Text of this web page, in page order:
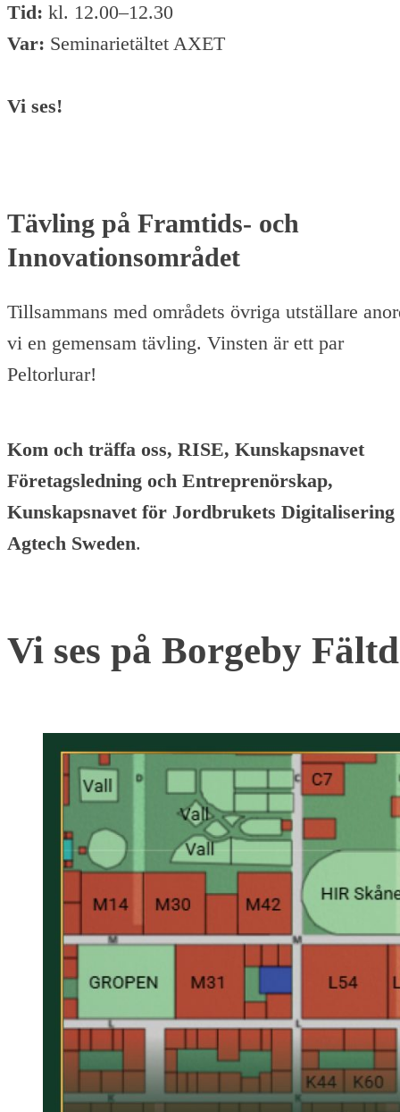
Tid: kl. 12.00–12.30
Var: Seminarietältet AXET
Vi ses!
Tävling på Framtids- och
Innovationsområdet
Tillsammans med områdets övriga utställare
vi en gemensam tävling. Vinsten är ett par
Peltorlurar!
Kom och träffa oss, RISE, Kunskapsnavet
Företagsledning och Entreprenörskap,
Kunskapsnavet för Jordbrukets Digitalisering
Agtech Sweden.
Vi ses på Borgeby